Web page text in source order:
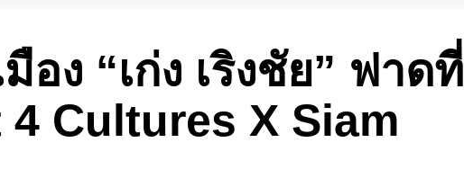
อง “เก่ง เริงชัย” ฟาดที่
Cultures X Siam